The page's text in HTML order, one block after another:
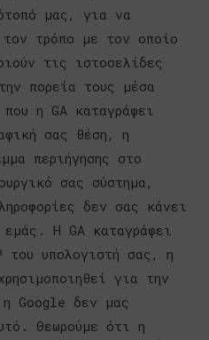
μας, για να
τον τρόπο με τον οποίο
τις ιστοσελίδες
πορεία τους μέσα
η GA καταγράφει
σας θέση, η
περιήγησης στο
σας σύστημα,
δεν σας κάνει
Η GA καταγράφει
του υπολογιστή σας, η
για την
Google δεν μας
Θεωρούμε ότι η